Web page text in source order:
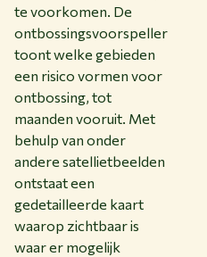
te voorkomen. De
ontbossingsvoorspeller
toont welke gebieden
een risico vormen voor
ontbossing, tot
maanden vooruit. Met
behulp van onder
andere satellietbeelden
ontstaat een
gedetailleerde kaart
waarop zichtbaar is
waar er mogelijk